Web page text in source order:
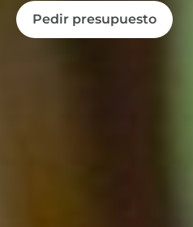
Pedir presupuesto